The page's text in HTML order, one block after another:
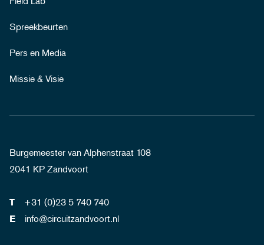
Spreekbeurten
Pers en Media
Missie & Visie
Burgemeester van Alphenstraat 108
2041 KP Zandvoort
T +31 (0)23 5 740 740
E info@circuitzandvoort.nl